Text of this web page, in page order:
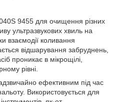
9455 для очищення різних
ультразвукових хвиль на
взаємодії коливання
відшарування забруднень,
проникає в мікрощілі,
рівні.
ефективним під час
Використовується для